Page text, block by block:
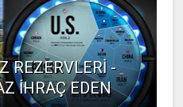
REZERVLERİ -
İHRAÇ EDEN